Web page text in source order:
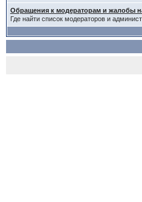
Обращения к модераторам и жалобы
Где найти список модераторов и